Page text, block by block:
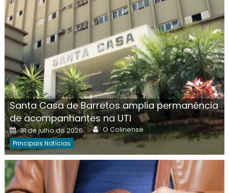
Santa Casa de Barretos amplia permanência
de acompanhantes na UTI
Posted
on
31 de julho de 2026 Author
O Colinense
Principais Notícias